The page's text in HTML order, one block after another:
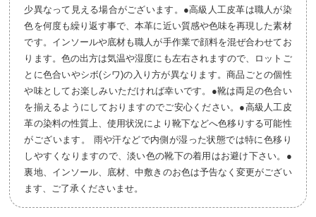
少異なって見える場合がございます。●高級人工皮革は職人が染
色を何度も繰り返す事で、本革に近い質感や色味を再現した素材
です。インソールや底材も職人が手作業で顔料を混ぜ合わせてお
ります。色の出方は気温や湿度にも左右されますので、ロットご
とに色合いやシボ(シワ)の入り方が異なります。商品ごとの個性
や味としてお楽しみいただければ幸いです。●靴は両足の色合い
を揃えるようにしておりますのでご安心ください。●高級人工皮
革の染料の性質上、使用状況により靴下などへ色移りする可能性
がございます。 雨や汗などで内側が湿った状態では特に色移り
しやすくなりますので、淡い色の靴下の着用はお避け下さい。●
裏地、インソール、底材、中敷きのお色は予告なく変更がござい
ます、ご了承くださいませ。